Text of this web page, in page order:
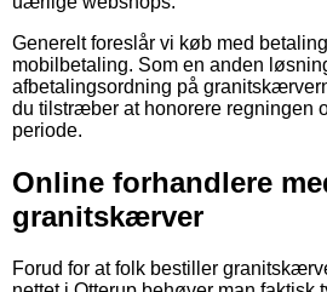
Generelt foreslår vi køb med
mobilbetaling. Som en anden
afbetalingsordning på
du tilstræber at honorere regningen
periode.
Online forhandlere
granitskærver
Forud for at folk bestiller